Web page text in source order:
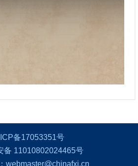
备17053351号
备 11010802024465号
webmaster@chinafxj.cn